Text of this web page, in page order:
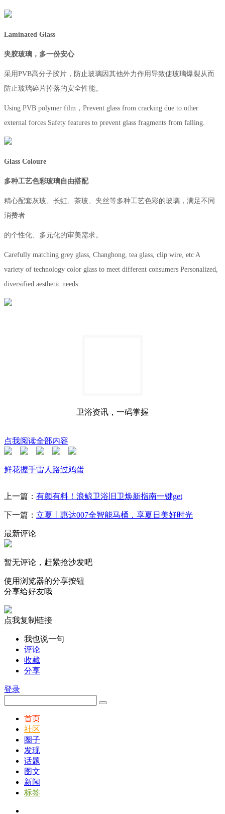
Laminated Glass
夹胶玻璃，多一份安心
采用PVB高分子胶片，防止玻璃因其他外力作用导致使玻璃爆裂从而
防止玻璃碎片掉落的安全性能。
Using PVB polymer film，Prevent glass from cracking due to other
external forces Safety features to prevent glass fragments from falling.
Glass Coloure
多种工艺色彩玻璃自由搭配
精心配套灰玻、长虹、茶玻、夹丝等多种工艺色彩的玻璃，满足不同
消费者
的个性化、多元化的审美需求。
Carefully matching grey glass, Changhong, tea glass, clip wire, etc A
variety of technology color glass to meet different consumers Personalized,
diversified aesthetic needs.​
卫浴资讯，一码掌握
点我阅读全部内容
鲜花握手雷人 路过鸡蛋
上一篇： 有颜有料！浪鲸卫浴旧卫焕新指南一键get
下一篇： 立夏丨惠达007全智能马桶，享夏日美好时光
最新评论
暂无评论，赶紧抢沙发吧
使用浏览器的分享按钮
分享给好友哦
点我复制链接
我也说一句
评论
收藏
分享
登录
首页
社区
圈子
发现
话题
图文
新闻
标签